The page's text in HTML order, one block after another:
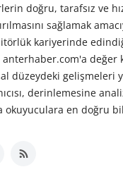
doğru, tarafsız ve
sağlamak
kariyerinde
anterhaber.com'a değer
düzeydeki gelişmeleri
derinlemesine
okuyuculara en doğru